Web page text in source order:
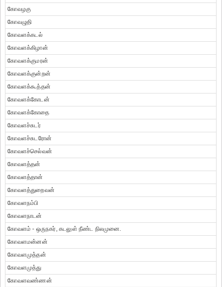
கோவழகு
கோவழுதி
கோவளக்கடல்
கோவளக்கிழான்
கோவளக்குமரன்
கோவளக்குன்றன்
கோவளக்கூத்தன்
கோவளக்கோடன்
கோவளக்கோதை
கோவளச்சுடர்
கோவளச்சுடரோன்
கோவளச்செல்வன்
கோவளத்தன்
கோவளத்தான்
கோவளத்துறைவன்
கோவளநம்பி
கோவளநாடன்
கோவளம் - ஒருநகர், கடலுள் நீண்ட நிலமுனை.
கோவளமன்னன்
கோவளமுத்தன்
கோவளமுத்து
கோவளவண்ணன்